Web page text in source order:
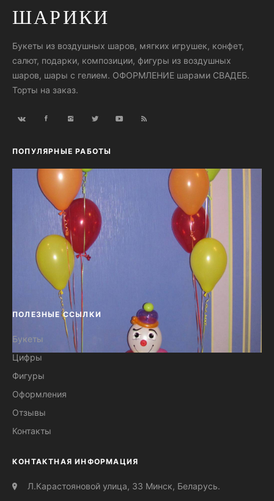
ШАРИКИ
Букеты из воздушных шаров, мягких игрушек, конфет,
салют, подарки, композиции, фигуры из воздушных
шаров, шары с гелием. ОФОРМЛЕНИЕ шарами СВАДЕБ.
Торты на заказ.
ПОПУЛЯРНЫЕ РАБОТЫ
Детский праздник
ПОЛЕЗНЫЕ ССЫЛКИ
Букеты
Цифры
Фигуры
Оформления
Отзывы
Контакты
КОНТАКТНАЯ ИНФОРМАЦИЯ
Л.Карастояновой улица, 33 Минск, Беларусь.